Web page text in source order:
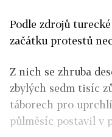
Podle zdrojů
začátku protestů
Z nich se zhruba
zbylých sedm tisíc
táborech pro
půlměsíc postavil v